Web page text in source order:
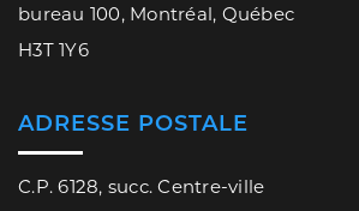
bureau 100, Montréal, Québec
H3T 1Y6
ADRESSE POSTALE
C.P. 6128, succ. Centre-ville